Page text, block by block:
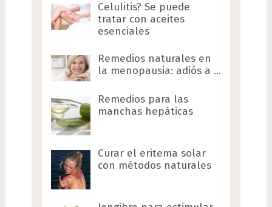
Celulitis? Se puede
tratar con aceites
esenciales
Remedios naturales en
la menopausia: adiós a …
Remedios para las
manchas hepáticas
Curar el eritema solar
con métodos naturales